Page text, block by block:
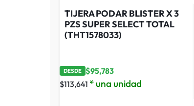
TIJERA PODAR BLISTER X 3
PZS SUPER SELECT TOTAL
(THT1578033)
DESDE $95,783
$113,641 * una unidad